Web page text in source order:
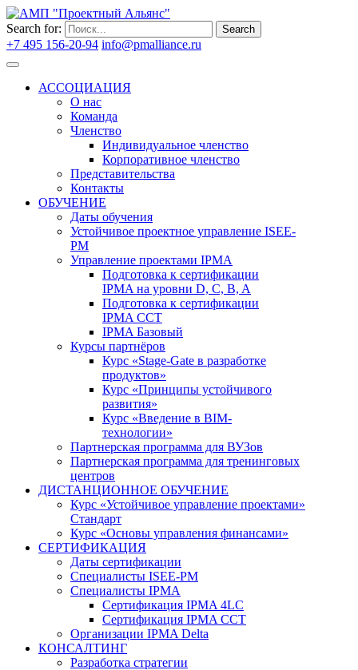
Search for: Search
+7 495 156-20-94 info@pmalliance.ru
АССОЦИАЦИЯ
О нас
Команда
Членство
Индивидуальное членство
Корпоративное членство
Представительства
Контакты
ОБУЧЕНИЕ
Даты обучения
Устойчивое проектное управление ISEE-
PM
Управление проектами IPMA
Подготовка к сертификации
IPMA на уровни D, C, B, A
Подготовка к сертификации
IPMA CCT
IPMA Базовый
Курсы партнёров
Курс «Stage-Gate в разработке
продуктов»
Курс «Принципы устойчивого
развития»
Курс «Введение в BIM-
технологии»
Партнерская программа для ВУЗов
Партнерская программа для тренинговых
центров
ДИСТАНЦИОННОЕ ОБУЧЕНИЕ
Курс «Устойчивое управление проектами»
Стандарт
Курс «Основы управления финансами»
СЕРТИФИКАЦИЯ
Даты сертификации
Специалисты ISEE-PM
Специалисты IPMA
Сертификация IPMA 4LC
Сертификация IPMA CCT
Организации IPMA Delta
КОНСАЛТИНГ
Разработка стратегии